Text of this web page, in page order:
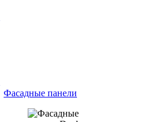
Фасадные панели